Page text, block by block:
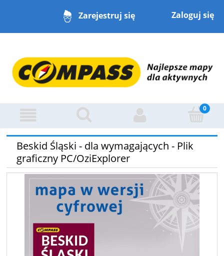
Zarejestruj się Zaloguj się
Beskid Śląski - dla wymagających - Plik
graficzny PC/OziExplorer